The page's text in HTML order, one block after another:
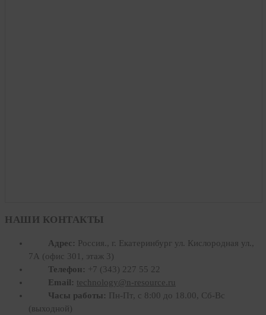
НАШИ КОНТАКТЫ
Адрес: Россия., г. Екатеринбург ул. Кислородная ул.,
7А (офис 301, этаж 3)
Телефон: +7 (343) 227 55 22
Email: technology@n-resource.ru
Часы работы: Пн-Пт, с 8:00 до 18.00, Сб-Вс
(выходной)